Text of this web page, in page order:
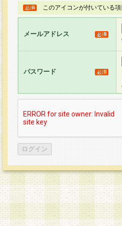
このアイコンが付いている
メールアドレス
パスワード